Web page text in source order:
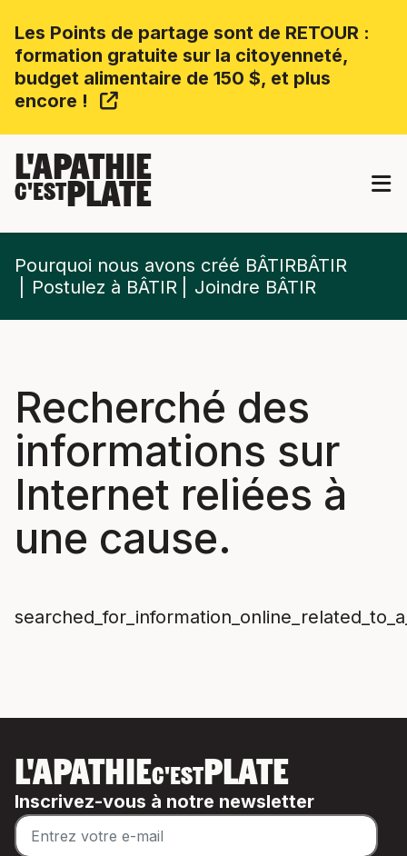
Les Points de partage sont de RETOUR :
formation gratuite sur la citoyenneté,
budget alimentaire de 150 $, et plus
encore !
L'APATHIE
C'ESTPLATE
Pourquoi nous avons créé BÂTIRBÂTIR
Postulez à BÂTIR
Joindre BÂTIR
Recherché des
informations sur
Internet reliées à
une cause.
L'APATHIEC'ESTPLATE
Inscrivez-vous à notre newsletter